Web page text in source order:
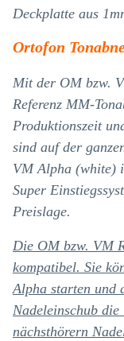
Deckplatte aus
Ortofon
Mit der OM bzw.
Referenz MM-
Produktionszeit
sind auf der
VM Alpha (white)
Super
Preislage.
Die OM bzw. VM
kompatibel. Sie
Alpha starten und
Nadeleinschub
nächsthörern